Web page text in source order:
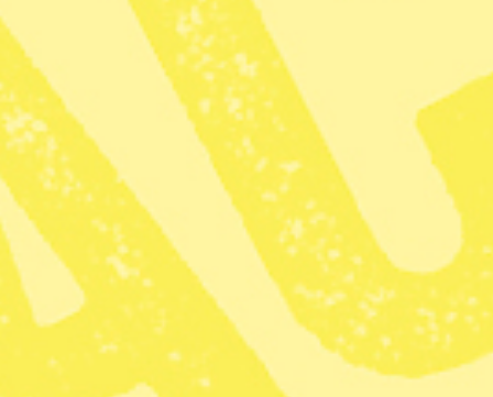
För att komma åt olovlig andrahandsuthyrning har det
allmännyttiga bostadsbolaget Gårdstensbostäder i
Göteborg börjat göra hembesök där man ber den som
öppnar att legitimera sig, skriver
Hem & Hyra.
Detta är en åtgärd som mötts av kritik av
Hyresgästföreningen som menar att en fastighetsägare
inte har rätt att oanmält knacka på hos någon och begära
att personerna där visa upp sina id-handlingar. Bolaget är
av en annan åsikt.